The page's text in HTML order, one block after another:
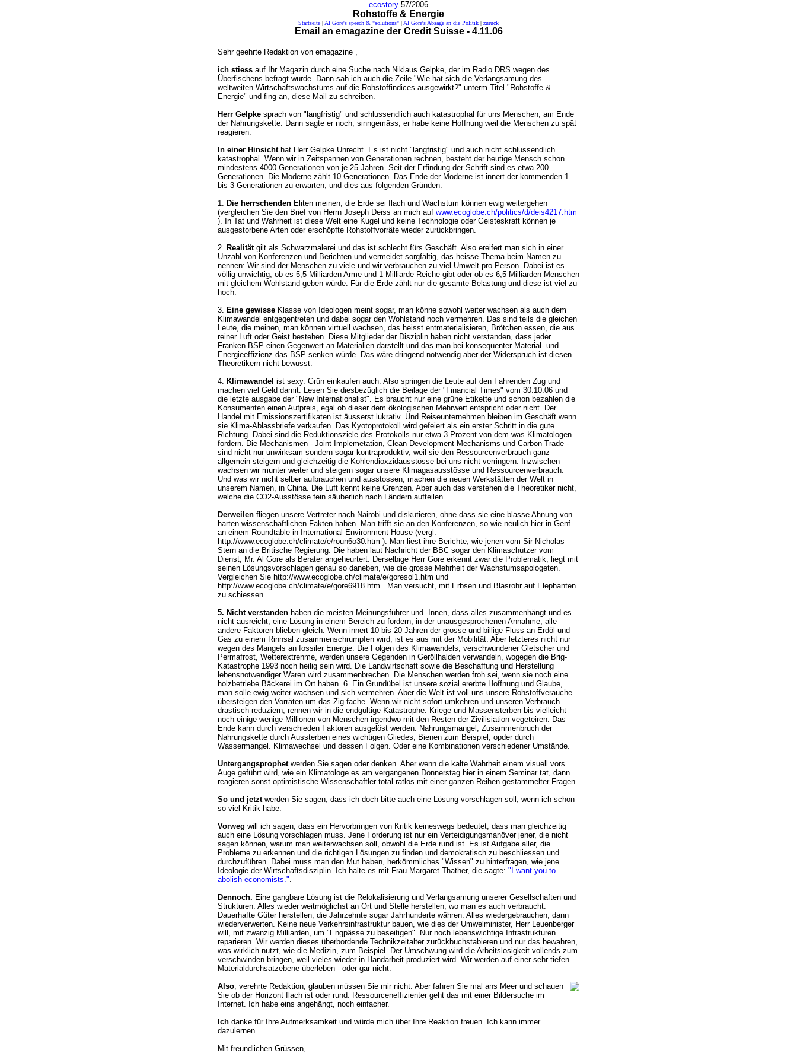
ecostory 57/2006
Rohstoffe & Energie
Startseite | Al Gore's speech & "solutions" | Al Gore's Absage an die Politik | zurück
Email an emagazine der Credit Suisse - 4.11.06
Sehr geehrte Redaktion von emagazine ,
ich stiess auf Ihr Magazin durch eine Suche nach Niklaus Gelpke, der im Radio DRS wegen des
Überfischens befragt wurde. Dann sah ich auch die Zeile "Wie hat sich die Verlangsamung des
weltweiten Wirtschaftswachstums auf die Rohstoffindices ausgewirkt?" unterm Titel "Rohstoffe &
Energie" und fing an, diese Mail zu schreiben.
Herr Gelpke sprach von "langfristig" und schlussendlich auch katastrophal für uns Menschen, am Ende
der Nahrungskette. Dann sagte er noch, sinngemäss, er habe keine Hoffnung weil die Menschen zu spät
reagieren.
In einer Hinsichthat Herr Gelpke Unrecht. Es ist nicht "langfristig" und auch nicht schlussendlich
katastrophal. Wenn wir in Zeitspannen von Generationen rechnen, besteht der heutige Mensch schon
mindestens 4000 Generationen von je 25 Jahren. Seit der Erfindung der Schrift sind es etwa 200
Generationen. Die Moderne zählt 10 Generationen. Das Ende der Moderne ist innert der kommenden 1
bis 3 Generationen zu erwarten, und dies aus folgenden Gründen.
1. Die herrschenden Eliten meinen, die Erde sei flach und Wachstum können ewig weitergehen
(vergleichen Sie den Brief von Herrn Joseph Deiss an mich auf www.ecoglobe.ch/politics/d/deis4217.htm
). In Tat und Wahrheit ist diese Welt eine Kugel und keine Technologie oder Geisteskraft können je
ausgestorbene Arten oder erschöpfte Rohstoffvorräte wieder zurückbringen.
2. Realitätgilt als Schwarzmalerei und das ist schlecht fürs Geschäft. Also ereifert man sich in einer
Unzahl von Konferenzen und Berichten und vermeidet sorgfältig, das heisse Thema beim Namen zu
nennen: Wir sind der Menschen zu viele und wir verbrauchen zu viel Umwelt pro Person. Dabei ist es
völlig unwichtig, ob es 5,5 Milliarden Arme und 1 Milliarde Reiche gibt oder ob es 6,5 Milliarden Menschen
mit gleichem Wohlstand geben würde. Für die Erde zählt nur die gesamte Belastung und diese ist viel zu
hoch.
3. Eine gewisse Klasse von Ideologen meint sogar, man könne sowohl weiter wachsen als auch dem
Klimawandel entgegentreten und dabei sogar den Wohlstand noch vermehren. Das sind teils die gleichen
Leute, die meinen, man können virtuell wachsen, das heisst entmaterialisieren, Brötchen essen, die aus
reiner Luft oder Geist bestehen. Diese Mitglieder der Disziplin haben nicht verstanden, dass jeder
Franken BSP einen Gegenwert an Materialien darstellt und das man bei konsequenter Material- und
Energieeffizienz das BSP senken würde. Das wäre dringend notwendig aber der Widerspruch ist diesen
Theoretikern nicht bewusst.
4. Klimawandel ist sexy. Grün einkaufen auch. Also springen die Leute auf den Fahrenden Zug und
machen viel Geld damit. Lesen Sie diesbezüglich die Beilage der "Financial Times" vom 30.10.06 und
die letzte ausgabe der "New Internationalist". Es braucht nur eine grüne Etikette und schon bezahlen die
Konsumenten einen Aufpreis, egal ob dieser dem ökologischen Mehrwert entspricht oder nicht. Der
Handel mit Emissionszertifikaten ist äusserst lukrativ. Und Reiseunternehmen bleiben im Geschäft wenn
sie Klima-Ablassbriefe verkaufen. Das Kyotoprotokoll wird gefeiert als ein erster Schritt in die gute
Richtung. Dabei sind die Reduktionsziele des Protokolls nur etwa 3 Prozent von dem was Klimatologen
fordern. Die Mechanismen - Joint Implemetation, Clean Development Mechanisms und Carbon Trade -
sind nicht nur unwirksam sondern sogar kontraproduktiv, weil sie den Ressourcenverbrauch ganz
allgemein steigern und gleichzeitig die Kohlendioxzidausstösse bei uns nicht verringern. Inzwischen
wachsen wir munter weiter und steigern sogar unsere Klimagasausstösse und Ressourcenverbrauch.
Und was wir nicht selber aufbrauchen und ausstossen, machen die neuen Werkstätten der Welt in
unserem Namen, in China. Die Luft kennt keine Grenzen. Aber auch das verstehen die Theoretiker nicht,
welche die CO2-Ausstösse fein säuberlich nach Ländern aufteilen.
Derweilen fliegen unsere Vertreter nach Nairobi und diskutieren, ohne dass sie eine blasse Ahnung von
harten wissenschaftlichen Fakten haben. Man trifft sie an den Konferenzen, so wie neulich hier in Genf
an einem Roundtable in International Environment House (vergl.
http://www.ecoglobe.ch/climate/e/roun6o30.htm ). Man liest ihre Berichte, wie jenen vom Sir Nicholas
Stern an die Britische Regierung. Die haben laut Nachricht der BBC sogar den Klimaschützer vom
Dienst, Mr. Al Gore als Berater angeheurtert. Derselbige Herr Gore erkennt zwar die Problematik, liegt mit
seinen Lösungsvorschlagen genau so daneben, wie die grosse Mehrheit der Wachstumsapologeten.
Vergleichen Sie http://www.ecoglobe.ch/climate/e/goresol1.htm und
http://www.ecoglobe.ch/climate/e/gore6918.htm . Man versucht, mit Erbsen und Blasrohr auf Elephanten
zu schiessen.
5. Nicht verstanden haben die meisten Meinungsführer und -Innen, dass alles zusammenhängt und es
nicht ausreicht, eine Lösung in einem Bereich zu fordern, in der unausgesprochenen Annahme, alle
andere Faktoren blieben gleich. Wenn innert 10 bis 20 Jahren der grosse und billige Fluss an Erdöl und
Gas zu einem Rinnsal zusammenschrumpfen wird, ist es aus mit der Mobilität. Aber letzteres nicht nur
wegen des Mangels an fossiler Energie. Die Folgen des Klimawandels, verschwundener Gletscher und
Permafrost, Wetterextrenme, werden unsere Gegenden in Geröllhalden verwandeln, wogegen die Brig-
Katastrophe 1993 noch heilig sein wird. Die Landwirtschaft sowie die Beschaffung und Herstellung
lebensnotwendiger Waren wird zusammenbrechen. Die Menschen werden froh sei, wenn sie noch eine
holzbetriebe Bäckerei im Ort haben. 6. Ein Grundübel ist unsere sozial ererbte Hoffnung und Glaube,
man solle ewig weiter wachsen und sich vermehren. Aber die Welt ist voll uns unsere Rohstoffverauche
übersteigen den Vorräten um das Zig-fache. Wenn wir nicht sofort umkehren und unseren Verbrauch
drastisch reduziern, rennen wir in die endgültige Katastrophe: Kriege und Massensterben bis vielleicht
noch einige wenige Millionen von Menschen irgendwo mit den Resten der Zivilisiation vegeteiren. Das
Ende kann durch verschieden Faktoren ausgelöst werden. Nahrungsmangel, Zusammenbruch der
Nahrungskette durch Aussterben eines wichtigen Gliedes, Bienen zum Beispiel, opder durch
Wassermangel. Klimawechsel und dessen Folgen. Oder eine Kombinationen verschiedener Umstände.
Untergangsprophetwerden Sie sagen oder denken. Aber wenn die kalte Wahrheit einem visuell vors
Auge geführt wird, wie ein Klimatologe es am vergangenen Donnerstag hier in einem Seminar tat, dann
reagieren sonst optimistische Wissenschaftler total ratlos mit einer ganzen Reihen gestammelter Fragen.
So und jetztwerden Sie sagen, dass ich doch bitte auch eine Lösung vorschlagen soll, wenn ich schon
so viel Kritik habe.
Vorweg will ich sagen, dass ein Hervorbringen von Kritik keineswegs bedeutet, dass man gleichzeitig
auch eine Lösung vorschlagen muss. Jene Forderung ist nur ein Verteidigungsmanöver jener, die nicht
sagen können, warum man weiterwachsen soll, obwohl die Erde rund ist. Es ist Aufgabe aller, die
Probleme zu erkennen und die richtigen Lösungen zu finden und demokratisch zu beschliessen und
durchzuführen. Dabei muss man den Mut haben, herkömmliches "Wissen" zu hinterfragen, wie jene
Ideologie der Wirtschaftsdisziplin. Ich halte es mit Frau Margaret Thather, die sagte: "I want you to
abolish economists.".
Dennoch. Eine gangbare Lösung ist die Relokalisierung und Verlangsamung unserer Gesellschaften und
Strukturen. Alles wieder weitmöglichst an Ort und Stelle herstellen, wo man es auch verbraucht.
Dauerhafte Güter herstellen, die Jahrzehnte sogar Jahrhunderte währen. Alles wiedergebrauchen, dann
wiederverwerten. Keine neue Verkehrsinfrastruktur bauen, wie dies der Umwelminister, Herr Leuenberger
will, mit zwanzig Milliarden, um "Engpässe zu beseitigen". Nur noch lebenswichtige Infrastrukturen
reparieren. Wir werden dieses überbordende Technikzeitalter zurückbuchstabieren und nur das bewahren,
was wirklich nutzt, wie die Medizin, zum Beispiel. Der Umschwung wird die Arbeitslosigkeit vollends zum
verschwinden bringen, weil vieles wieder in Handarbeit produziert wird. Wir werden auf einer sehr tiefen
Materialdurchsatzebene überleben - oder gar nicht.
Also, verehrte Redaktion, glauben müssen Sie mir nicht. Aber fahren Sie mal ans Meer und schauen
Sie ob der Horizont flach ist oder rund. Ressourceneffizienter geht das mit einer Bildersuche im
Internet. Ich habe eins angehängt, noch einfacher.
Ich danke für Ihre Aufmerksamkeit und würde mich über Ihre Reaktion freuen. Ich kann immer
dazulernen.
Mit freundlichen Grüssen,